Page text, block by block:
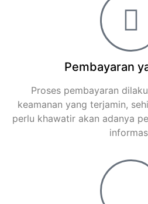
Pembayaran
Proses pembayaran
keamanan yang terjamin,
perlu khawatir akan adanya